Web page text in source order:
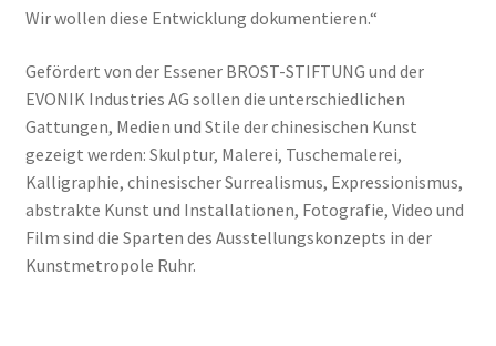
Wir wollen diese Entwicklung dokumentieren.“
Gefördert von der Essener BROST-STIFTUNG und der
EVONIK Industries AG sollen die unterschiedlichen
Gattungen, Medien und Stile der chinesischen Kunst
gezeigt werden: Skulptur, Malerei, Tuschemalerei,
Kalligraphie, chinesischer Surrealismus, Expressionismus,
abstrakte Kunst und Installationen, Fotografie, Video und
Film sind die Sparten des Ausstellungskonzepts in der
Kunstmetropole Ruhr.